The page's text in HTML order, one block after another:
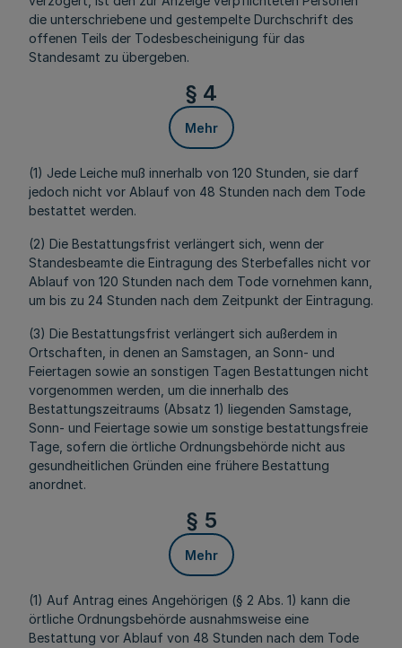
die unterschriebene und gestempelte Durchschrift des
offenen Teils der Todesbescheinigung für das
Standesamt zu übergeben.
§ 4
Mehr
(1) Jede Leiche muß innerhalb von 120 Stunden, sie darf
jedoch nicht vor Ablauf von 48 Stunden nach dem Tode
bestattet werden.
(2) Die Bestattungsfrist verlängert sich, wenn der
Standesbeamte die Eintragung des Sterbefalles nicht vor
Ablauf von 120 Stunden nach dem Tode vornehmen kann,
um bis zu 24 Stunden nach dem Zeitpunkt der Eintragung.
(3) Die Bestattungsfrist verlängert sich außerdem in
Ortschaften, in denen an Samstagen, an Sonn- und
Feiertagen sowie an sonstigen Tagen Bestattungen nicht
vorgenommen werden, um die innerhalb des
Bestattungszeitraums (Absatz 1) liegenden Samstage,
Sonn- und Feiertage sowie um sonstige bestattungsfreie
Tage, sofern die örtliche Ordnungsbehörde nicht aus
gesundheitlichen Gründen eine frühere Bestattung
anordnet.
§ 5
Mehr
(1) Auf Antrag eines Angehörigen (§ 2 Abs. 1) kann die
örtliche Ordnungsbehörde ausnahmsweise eine
Bestattung vor Ablauf von 48 Stunden nach dem Tode